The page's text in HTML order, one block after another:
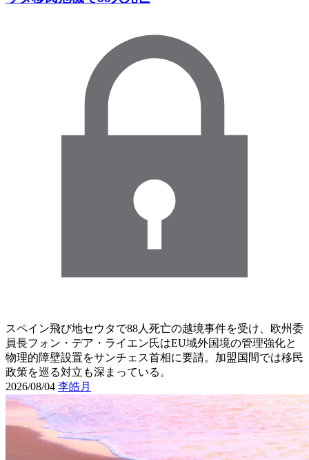
スペイン飛び地セウタで88人死亡の越境事件を受け、欧州委
員長フォン・デア・ライエン氏はEU域外国境の管理強化と
物理的障壁設置をサンチェス首相に要請。加盟国間では移民
政策を巡る対立も深まっている。
2026/08/04 李皓月